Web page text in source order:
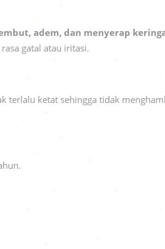
adem, dan menyerap
gatal atau iritasi.
terlalu ketat sehingga tidak